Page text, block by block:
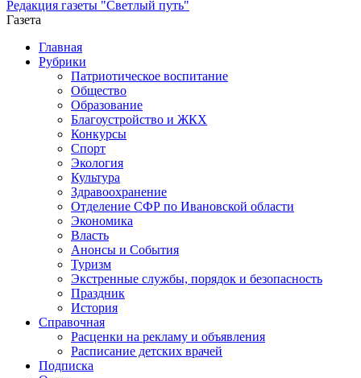
Редакция газеты "Светлый путь"
Газета
Промотать
содержимому
Главная
Рубрики
Патриотическое воспитание
Общество
Образование
Благоустройство и ЖКХ
Конкурсы
Спорт
Экология
Культура
Здравоохранение
Отделение СФР по Ивановской области
Экономика
Власть
Анонсы и События
Туризм
Экстренные службы, порядок и безопасность
Праздник
История
Справочная
Расценки на рекламу и объявления
Расписание детских врачей
Подписка